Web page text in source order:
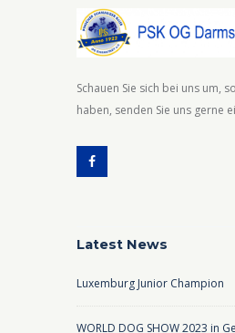
Schauen Sie sich bei uns um,
haben, senden Sie uns gerne
Latest News
Luxemburg Junior Champion
WORLD DOG SHOW 2023 in